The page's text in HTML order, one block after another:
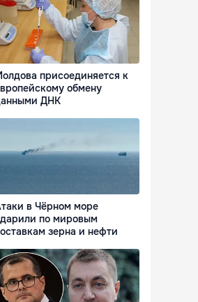
присоединяется к
обмену
ДНК
в Чёрном море
по мировым
зерна и нефти